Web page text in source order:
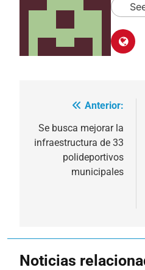
Navegación
de
entradas
Anterior:
Se busca mejorar la
infraestructura de 33
polideportivos
municipales
Noticias